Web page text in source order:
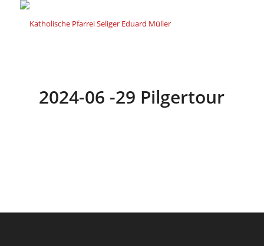
2024-06 -29 Pilgertour